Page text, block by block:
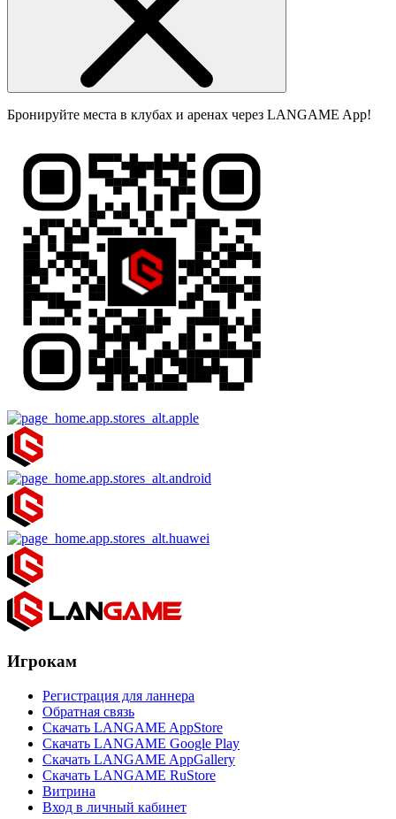
Бронируйте места в клубах и аренах через LANGAME App!
Игрокам
Регистрация для ланнера
Обратная связь
Скачать LANGAME AppStore
Скачать LANGAME Google Play
Скачать LANGAME AppGallery
Скачать LANGAME RuStore
Витрина
Вход в личный кабинет